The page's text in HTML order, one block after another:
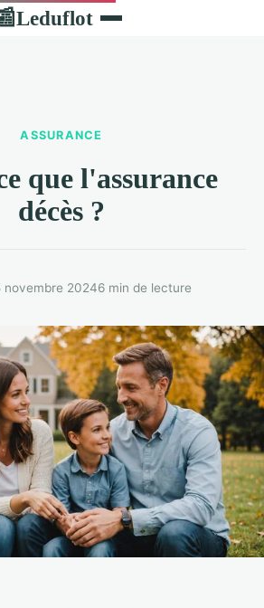
Leduflot
ASSURANCE
que l'assurance
décès ?
novembre 20246 min de lecture